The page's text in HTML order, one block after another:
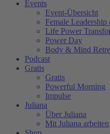
Events
Event-Übersicht
Female
Life Power
Power Day
Body & Mind
Podcast
Gratis
Gratis
Powerful Morning
Impulse
Juliana
Über Juliana
Mit Juliana arbeiten